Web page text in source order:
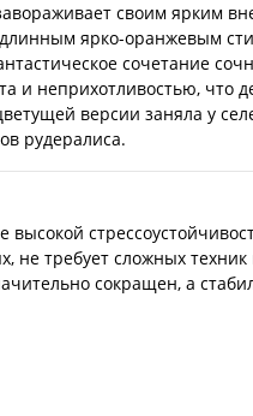
своим
ярко-оранжевым
сочетание
и неприхотливостью, что
версии заняла у
рудералиса.
не требует сложных
сокращен, а